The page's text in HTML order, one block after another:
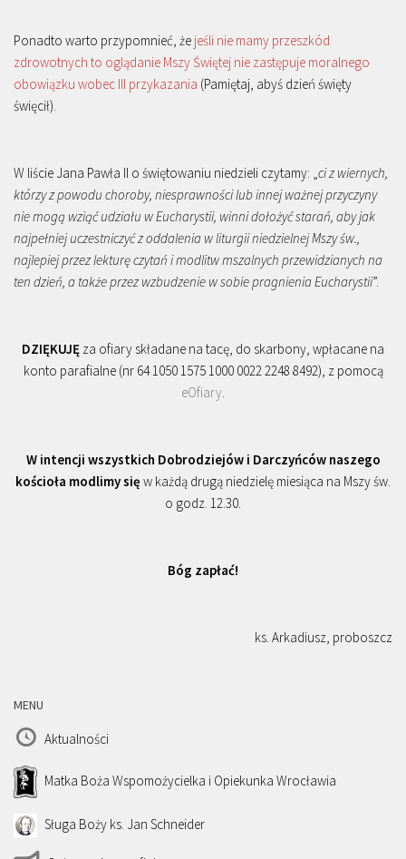
Ponadto warto przypomnieć, że jeśli nie mamy przeszkód
zdrowotnych to oglądanie Mszy Świętej nie zastępuje moralnego
obowiązku wobec III przykazania (Pamiętaj, abyś dzień święty
święcił).
W liście Jana Pawła II o świętowaniu niedzieli czytamy: „ci z wiernych,
którzy z powodu choroby, niesprawności lub innej ważnej przyczyny
nie mogą wziąć udziału w Eucharystii, winni dołożyć starań, aby jak
najpełniej uczestniczyć z oddalenia w liturgii niedzielnej Mszy św.,
najlepiej przez lekturę czytań i modlitw mszalnych przewidzianych na
ten dzień, a także przez wzbudzenie w sobie pragnienia Eucharystii”.
DZIĘKUJĘ za ofiary składane na tacę, do skarbony, wpłacane na
konto parafialne (nr 64 1050 1575 1000 0022 2248 8492), z pomocą
eOfiary.
W intencji wszystkich Dobrodziejów i Darczyńców naszego
kościoła modlimy się w każdą drugą niedzielę miesiąca na Mszy św.
o godz. 12.30.
Bóg zapłać!
ks. Arkadiusz, proboszcz
MENU
Aktualności
Matka Boża Wspomożycielka i Opiekunka Wrocławia
Sługa Boży ks. Jan Schneider